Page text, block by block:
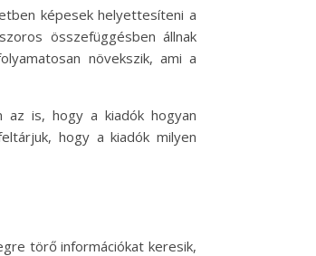
képesek helyettesíteni a
összefüggésben állnak
növekszik, ami a
az is, hogy a kiadók hogyan
hogy a kiadók milyen
törő információkat keresik,